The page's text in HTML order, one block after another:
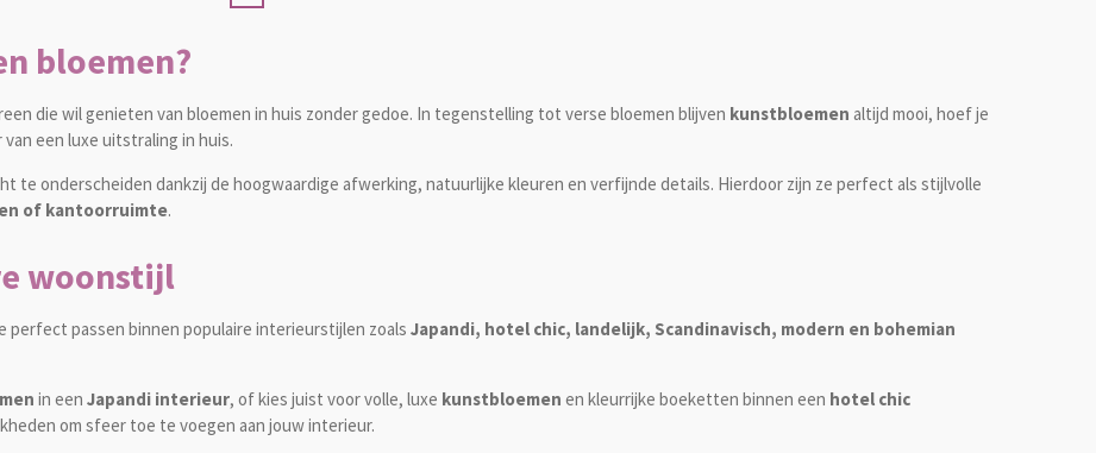
bloemen?
die wil genieten van bloemen in huis zonder gedoe. In tegenstelling tot verse bloemen blijven kunstbloemen altijd mooi, hoef je
een luxe uitstraling in huis.
te onderscheiden dankzij de hoogwaardige afwerking, natuurlijke kleuren en verfijnde details. Hierdoor zijn ze perfect als stijlvolle
of kantoorruimte.
woonstijl
perfect passen binnen populaire interieurstijlen zoals Japandi, hotel chic, landelijk, Scandinavisch, modern en bohemian
in een Japandi interieur, of kies juist voor volle, luxe kunstbloemen en kleurrijke boeketten binnen een hotel chic
om sfeer toe te voegen aan jouw interieur.